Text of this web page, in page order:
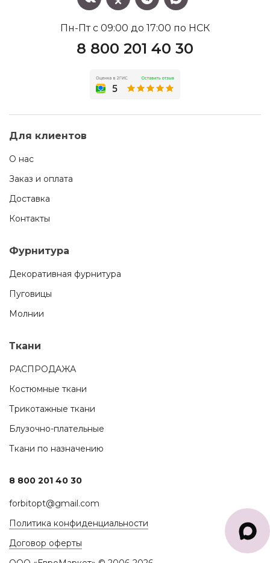
Пн-Пт с 09:00 до 17:00 по НСК
8 800 201 40 30
Для клиентов
О нас
Заказ и оплата
Доставка
Контакты
Фурнитура
Декоративная фурнитура
Пуговицы
Молнии
Ткани
РАСПРОДАЖА
Костюмные ткани
Трикотажные ткани
Блузочно-плательные
Ткани по назначению
8 800 201 40 30
forbitopt@gmail.com
Политика конфиденциальности
Договор оферты